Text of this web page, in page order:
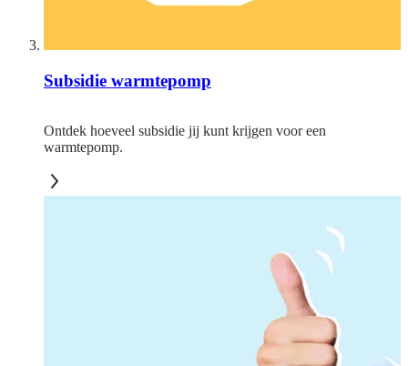
Subsidie warmtepomp
Ontdek hoeveel subsidie jij kunt krijgen voor een
warmtepomp.